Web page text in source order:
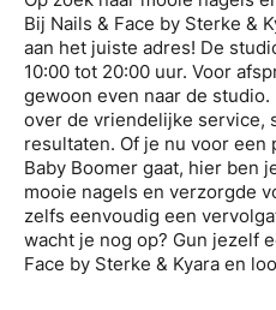
Bij Nails & Face by Sterke &
aan het juiste adres! De
10:00 tot 20:00 uur. Voor
gewoon even naar de
over de vriendelijke service,
resultaten. Of je nu voor een
Baby Boomer gaat, hier ben
mooie nagels en verzorgde
zelfs eenvoudig een
wacht je nog op? Gun jezelf
Face by Sterke & Kyara en